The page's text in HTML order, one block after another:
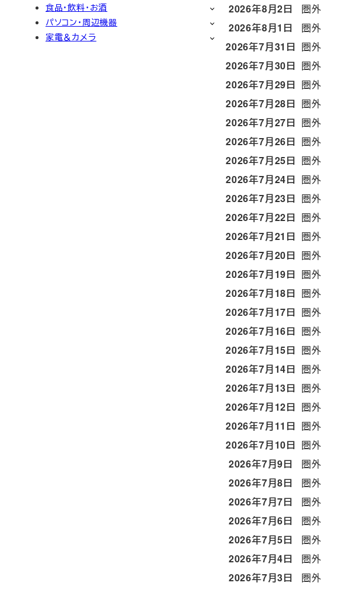
2026年8月2日
圏外
2026年8月1日
圏外
2026年7月31日 圏外
2026年7月30日 圏外
2026年7月29日 圏外
2026年7月28日 圏外
2026年7月27日 圏外
2026年7月26日 圏外
2026年7月25日 圏外
2026年7月24日 圏外
2026年7月23日 圏外
2026年7月22日 圏外
2026年7月21日 圏外
2026年7月20日 圏外
2026年7月19日 圏外
2026年7月18日 圏外
2026年7月17日 圏外
2026年7月16日 圏外
2026年7月15日 圏外
2026年7月14日 圏外
2026年7月13日 圏外
2026年7月12日 圏外
2026年7月11日 圏外
2026年7月10日 圏外
2026年7月9日
圏外
2026年7月8日
圏外
2026年7月7日
圏外
2026年7月6日
圏外
2026年7月5日
圏外
2026年7月4日
圏外
2026年7月3日
圏外
食品・飲料・お酒
パソコン・周辺機器
家電＆カメラ